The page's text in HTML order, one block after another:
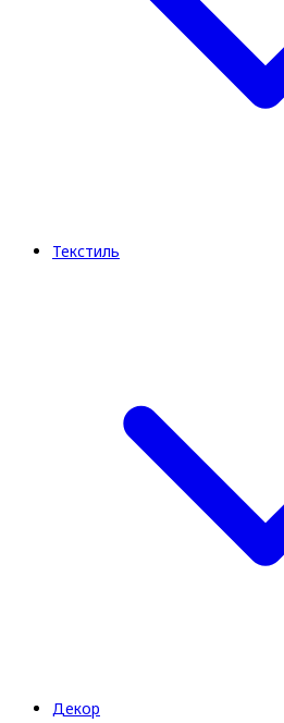
Текстиль
Декор